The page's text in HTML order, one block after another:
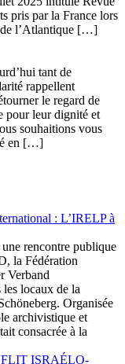
pris par la France lors
de l’Atlantique […]
tant de
rappellent
le regard de
pour leur dignité et
souhaitions vous
en […]
: L’IRELP à
rencontre publique
la Fédération
Verband
locaux de la
Organisée
archivistique et
consacrée à la
ISRAÉLO-